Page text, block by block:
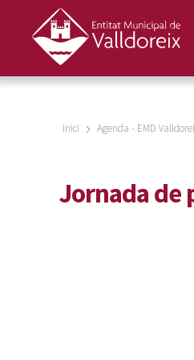
Inici Agenda - EMD
Jornada de